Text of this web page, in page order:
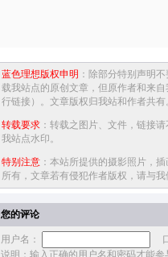
蓝色理想版权申明 ：除部分特别声明
载我站点的原创文章，但原作者和来
行链接）。文章版权归我站和作者共有
转载要求 ：转载之图片、文件，链接
我站点水印。
特别注意 ：本站所提供的摄影照片，
所有，文章若有侵犯作者版权，请与我
您的评论
用户名：
说明：输入正确的用户名和密码才能